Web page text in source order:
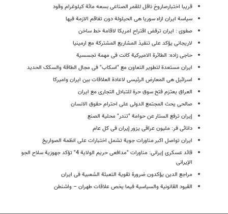
قریبا اختبارصاروخ ناقل للقمر الصناعی بسعه مائة کیلوغرام وقود
سیاسة ایران ازاء سوریا هی الحیلولة دون تفاقم الازمة فیها
صفوی : ایران ترفض اقتراح امریکا لاقامة خط ساخن
لاریجانی یؤکد على تنفیذ المشاریع المشترکة مع ارمینیا
حاجی زاده: الطائرة الامیرکیة کانت فی مهمة تجسسیة
ایران مستعدة لتطویر التعاون مع "اسکاب" فی مجال الطاقة والسکک الحدید
اسرائیل هی المعارض الرئیسی لاعادة العلاقات بین ایران وامیرکا
العراق یعتزم فتح سوق حرة للتبادل التجاری مع ایران
صالحی یحث المجتمع الدولی على احترام حقوق الانسان
إیران ترفع الستار عن حوامة "تندر" محلیة الصنع
دانائی فر: ملیون عراقی یزور إیران فی کل عام
ایران تواصل اکبر مناورات جویة تشمل اختبارات على انظمة الصواریخ
قائد عسکری إیرانی: مناورات "مدافعی حریم الولایة 4" تؤکد جهوزیة سلاح الجو
الإیرانی
مراجع الدین یؤکدون ضرورة تقویة التعبئة الشعبیة فی ایران
القیود القانونیة والسیاسیة فیما یخص علاقات طهران – واشنطن